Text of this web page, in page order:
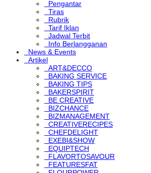
Pengantar
Tiras
Rubrik
Tarif Iklan
Jadwal Terbit
Info Berlangganan
News & Events
Artikel
ART&DECCO
BAKING SERVICE
BAKING TIPS
BAKERSPIRIT
BE CREATIVE
BIZCHANCE
BIZMANAGEMENT
CREATIVERECIPES
CHEFDELIGHT
EXEBI&SHOW
EQUIPTECH
FLAVORTOSAVOUR
FEATURESFAT